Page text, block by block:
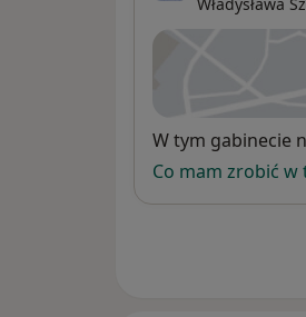
Dostępność
W tym gabinecie
Co mam zrobić w